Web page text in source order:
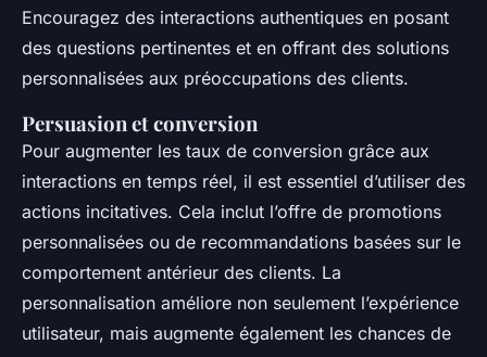
Encouragez des interactions authentiques en posant
des questions pertinentes et en offrant des solutions
personnalisées aux préoccupations des clients.
Persuasion et conversion
Pour augmenter les taux de conversion grâce aux
interactions en temps réel, il est essentiel d’utiliser des
actions incitatives. Cela inclut l’offre de promotions
personnalisées ou de recommandations basées sur le
comportement antérieur des clients. La
personnalisation améliore non seulement l’expérience
utilisateur, mais augmente également les chances de